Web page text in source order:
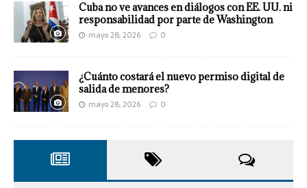
Cuba no ve avances en diálogos con EE. UU. ni
responsabilidad por parte de Washington
mayo 28, 2026 0
¿Cuánto costará el nuevo permiso digital de
salida de menores?
mayo 28, 2026 0